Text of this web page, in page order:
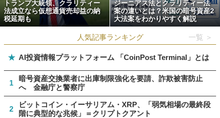
トランプ大統領、クラリティー
法成立なら仮想通貨売却益の納
税延期も
ジーニアス法とクラリティー法
案の違いとは？米国の暗号資産2
大法案をわかりやすく解説
人気記事ランキング 一覧 ＞
★ AI投資情報プラットフォーム 「CoinPost Terminal」とは
1
暗号資産交換業者に出庫制限強化を要請、詐欺被害防止
へ 金融庁と警察庁
2
ビットコイン・イーサリアム・XRP、「弱気相場の最終段
階に典型的な兆候」＝クリプトクアント